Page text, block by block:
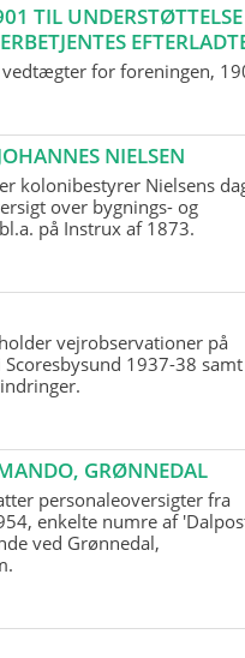
TIL
for foreningen,
NIELSEN
kolonibestyrer Nielsens
over bygnings- og
på Instrux af 1873.
vejrobservationer på
1937-38 samt
GRØNNEDAL
personaleoversigter fra
enkelte numre af
ved Grønnedal,